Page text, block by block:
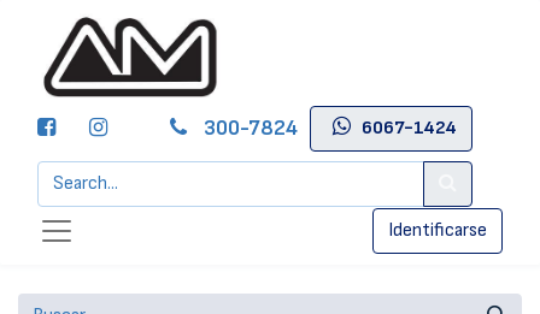
300-7824 6067-1424
Identificarse